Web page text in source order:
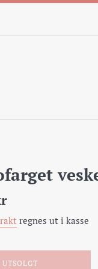
regnes ut i kasse
UTSOLGT